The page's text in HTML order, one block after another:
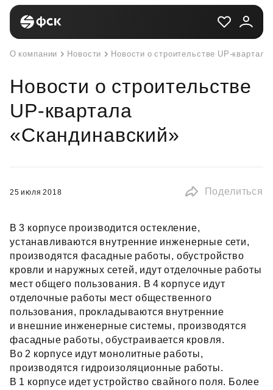
О компании Новости Новости о строительстве UP-
Новости о строительстве
UP-квартала
«Скандинавский»
25 июля 2018 Поделиться
В 3 корпусе производится остекление,
устанавливаются внутренние инженерные сети,
производятся фасадные работы, обустройство
кровли и наружных сетей, идут отделочные работы
мест общего пользования. В 4 корпусе идут
отделочные работы мест общественного
пользования, прокладываются внутренние
и внешние инженерные системы, производятся
фасадные работы, обустраивается кровля.
Во 2 корпусе идут монолитные работы,
производятся гидроизоляционные работы.
В 1 корпусе идет устройство свайного поля. Более